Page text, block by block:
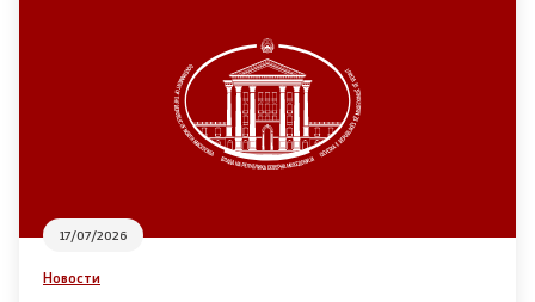
Основање на здружение
Дијалог меѓу Владата и граѓанскиот сектор
17/07/2026
Новости